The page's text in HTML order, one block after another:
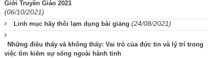
Giới Truyền Giáo 2021
(06/10/2021)
Linh mục hãy thôi lạm dụng bài giảng (24/08/2021)
Những điều thấy và không thấy: Vai trò của đức tin và lý trí trong
việc tìm kiếm sự sống ngoài hành tinh